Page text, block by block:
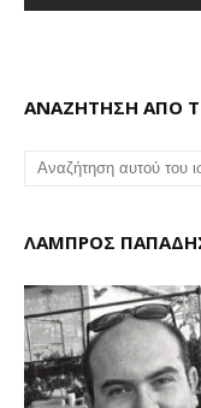
ΑΝΑΖΗΤΗΣΗ ΑΠΟ
ΛΑΜΠΡΟΣ